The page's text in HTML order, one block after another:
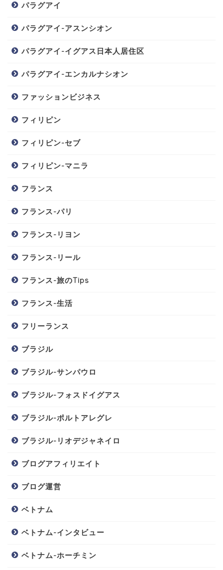
パラグアイ
パラグアイ-アスンシオン
パラグアイ-イグアス日本人居住区
パラグアイ-エンカルナシオン
ファッションビジネス
フィリピン
フィリピン-セブ
フィリピン-マニラ
フランス
フランス-パリ
フランス-リヨン
フランス-リール
フランス-旅のTips
フランス-生活
フリーランス
ブラジル
ブラジル-サンパウロ
ブラジル-フォスドイグアス
ブラジル-ポルトアレグレ
ブラジル-リオデジャネイロ
ブログアフィリエイト
ブログ運営
ベトナム
ベトナム-インタビュー
ベトナム-ホーチミン